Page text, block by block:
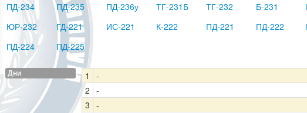
ПД-234
ПД-235 ПД-236у ТГ-231Б ТГ-232 Б-231
ЮР-232
ГД-221 ИС-221 К-222 ПД-221 ПД-222
ПД-224
ПД-225
Дни 1
-
2 -
3 -